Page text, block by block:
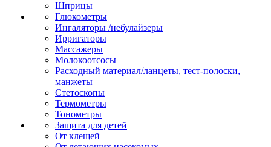
Шприцы
Глюкометры
Ингаляторы /небулайзеры
Ирригаторы
Массажеры
Молокоотсосы
Расходный материал/ланцеты, тест-полоски,
манжеты
Стетоскопы
Термометры
Тонометры
Защита для детей
От клещей